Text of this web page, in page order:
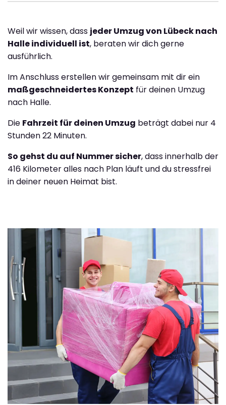
Weil wir wissen, dass jeder Umzug von Lübeck nach
Halle individuell ist, beraten wir dich gerne
ausführlich.
Im Anschluss erstellen wir gemeinsam mit dir ein
maßgeschneidertes Konzept für deinen Umzug
nach Halle.
Die Fahrzeit für deinen Umzug beträgt dabei nur 4
Stunden 22 Minuten.
So gehst du auf Nummer sicher, dass innerhalb der
416 Kilometer alles nach Plan läuft und du stressfrei
in deiner neuen Heimat bist.